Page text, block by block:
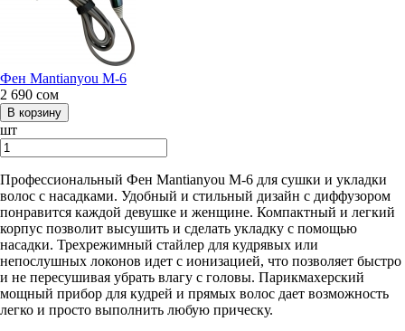
Фен Mantianyou М-6
2 690 сом
шт
Профессиональный Фен Mantianyou M-6 для сушки и укладки
волос с насадками. Удобный и стильный дизайн с диффузором
понравится каждой девушке и женщине. Компактный и легкий
корпус позволит высушить и сделать укладку с помощью
насадки. Трехрежимный стайлер для кудрявых или
непослушных локонов идет с ионизацией, что позволяет быстро
и не пересушивая убрать влагу с головы. Парикмахерский
мощный прибор для кудрей и прямых волос дает возможность
легко и просто выполнить любую прическу.